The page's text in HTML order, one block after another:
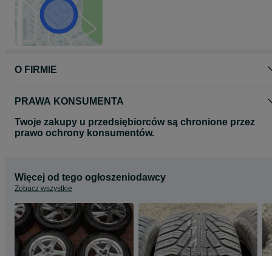
O FIRMIE
PRAWA KONSUMENTA
Twoje zakupy u przedsiębiorców są chronione przez
prawo ochrony konsumentów.
Więcej od tego ogłoszeniodawcy
Zobacz wszystkie